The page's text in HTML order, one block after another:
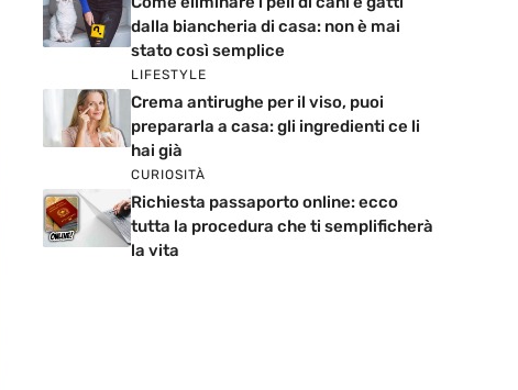
dalla biancheria di casa: non è mai
stato così semplice
LIFESTYLE
Crema antirughe per il viso, puoi
prepararla a casa: gli ingredienti ce li
hai già
CURIOSITÀ
Richiesta passaporto online: ecco
tutta la procedura che ti semplificherà
la vita